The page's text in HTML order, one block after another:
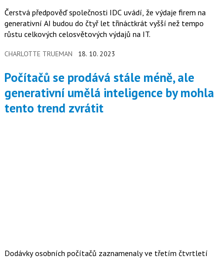
Čerstvá předpověď společnosti IDC uvádí, že výdaje firem na
generativní AI budou do čtyř let třináctkrát vyšší než tempo
růstu celkových celosvětových výdajů na IT.
CHARLOTTE TRUEMAN 18. 10. 2023
Počítačů se prodává stále méně, ale
generativní umělá inteligence by mohla
tento trend zvrátit
Dodávky osobních počítačů zaznamenaly ve třetím čtvrtletí